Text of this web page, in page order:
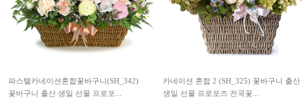
파스텔카네이션혼합꽃바구니(SH_342)
꽃바구니 출산 생일 선물 프로포...
카네이션 혼합 2 (SH_325) 꽃바구니 출산
생일 선물 프로포즈 전국꽃...